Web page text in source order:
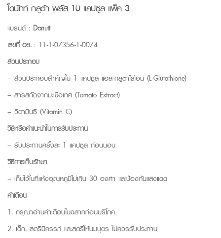
โดนัทท์ กลูต้า พลัส 10 แคปซูล แพ็ค 3
แบรนด์ : Donutt
เลขที่ อย. : 11-1-07356-1-0074
ส่วนประกอบ
– ส่วนประกอบสำคัญใน 1 แคปซูล แอล-กลูตาไธโอน (L-Glutathione)
– สารสกัดจากมะเขือเทศ (Tomato Extract)
– วิตามินซี (Vitamin C)
วิธีหรือคำแนะนำในการรับประทาน
– รับประทานครั้งละ 1 แคปซูล ก่อนนอน
วิธีการเก็บรักษา
– เก็บไว้ในที่แห้งอุณหภูมิไม่เกิน 30 องศา และป้องกันแสงแดด
คำเตือน
1. กรุณาอ่านคำเตือนในฉลากก่อนบริโภค
2. เด็ก, สตรีมีครรภ์ และสตรีให้นมบุตร ไม่ควรรับประทาน